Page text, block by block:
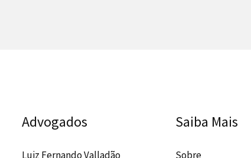
Advogados
Luiz Fernando Valladão
Saiba Mais
Sobre